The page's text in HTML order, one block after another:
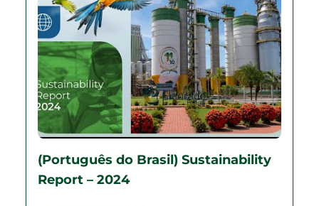
(Português do Brasil) Sustainability
Report – 2024